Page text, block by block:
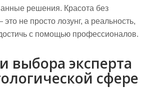
решения. Красота без
не просто лозунг, а реальность,
с помощью профессионалов.
выбора эксперта
сфере